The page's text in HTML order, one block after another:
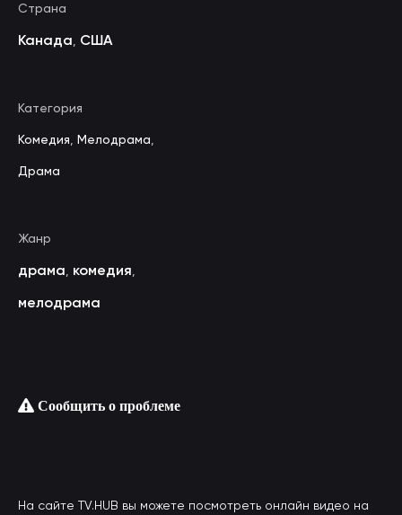
Страна
Канада США
Категория
Комедия Мелодрама
Драма
Жанр
драма комедия
мелодрама
Сообщить о проблеме
На сайте TV.HUB вы можете посмотреть онлайн видео на